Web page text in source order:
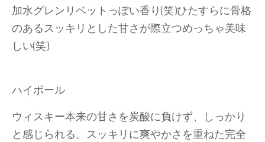
加水グレンリベットっぽい香り(笑)ひたすらに骨格
のあるスッキリとした甘さが際立つめっちゃ美味
しい(笑)
ハイボール
ウィスキー本来の甘さを炭酸に負けず、しっかり
と感じられる。スッキリに爽やかさを重ねた完全